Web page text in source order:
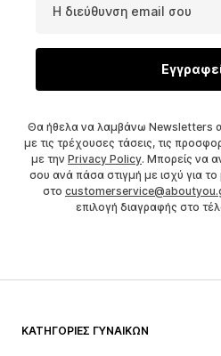
Η διεύθυνση email σου
Θα ήθελα να λαμβάνω Newsletters
με τις τρέχουσες τάσεις, τις
με την Privacy Policy. Μπορείς να
σου ανά πάσα στιγμή με ισχύ για
στο
επιλογή διαγραφής στο
ΚΑΤΗΓΟΡΊΕΣ ΓΥΝΑΙΚΏΝ